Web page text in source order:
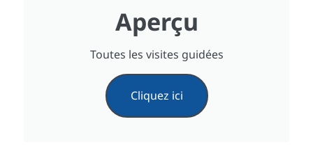
Aperçu
Toutes les visites guidées
Cliquez ici